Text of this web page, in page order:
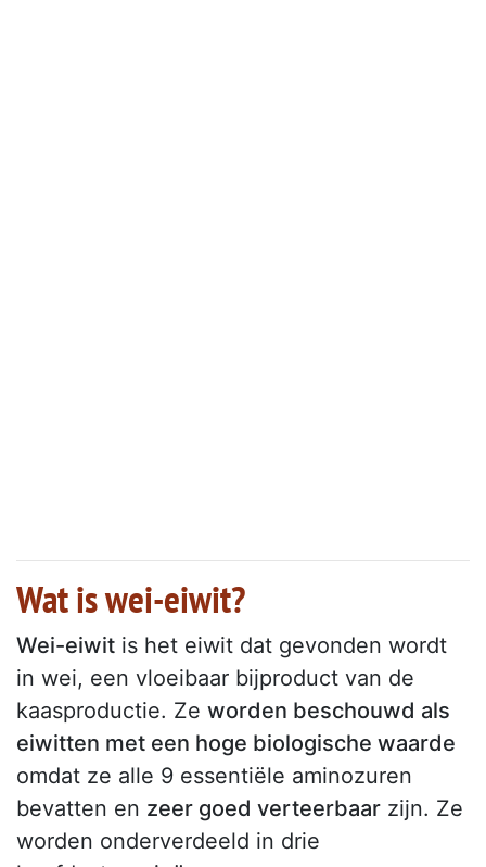
Wat is wei-eiwit?
Wei-eiwit is het eiwit dat gevonden wordt
in wei, een vloeibaar bijproduct van de
kaasproductie. Ze worden beschouwd als
eiwitten met een hoge biologische waarde
omdat ze alle 9 essentiële aminozuren
bevatten en zeer goed verteerbaar zijn. Ze
worden onderverdeeld in drie